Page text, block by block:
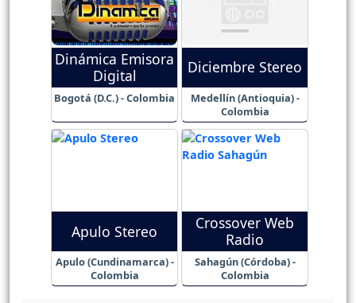
Dinámica Emisora
Digital
Bogotá (D.C.) - Colombia
Diciembre Stereo
Medellín (Antioquia) -
Colombia
Apulo Stereo
Apulo (Cundinamarca) -
Colombia
Crossover Web
Radio
Sahagún (Córdoba) -
Colombia